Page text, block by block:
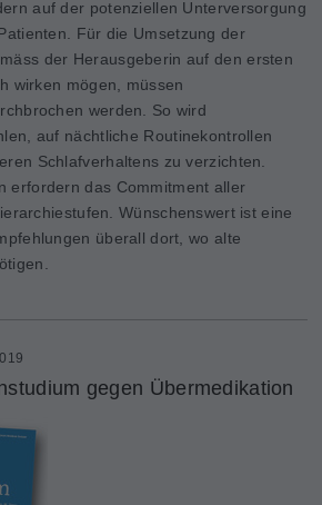
auf der potenziellen Unterversorgung
Für die Umsetzung der
der Herausgeberin auf den ersten
wirken mögen, müssen
werden. So wird
auf nächtliche Routinekontrollen
Schlafverhaltens zu verzichten.
erfordern das Commitment aller
Wünschenswert ist eine
überall dort, wo alte
gegen Übermedikation